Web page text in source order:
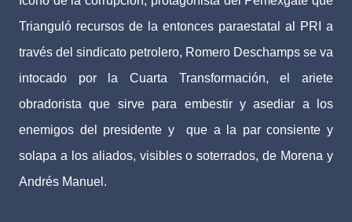
Trianguló recursos de la entonces paraestatal al PRI a
través del sindicato petrolero, Romero Deschamps se va
intocado por la Cuarta Transformación, el ariete
obradorista que sirve para embestir y asediar a los
enemigos del presidente y
que a la par consiente y
solapa a los aliados, visibles o soterrados, de Morena y
Andrés Manuel.